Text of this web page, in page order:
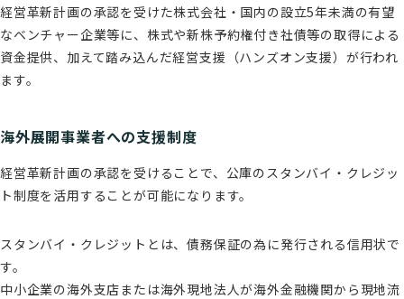
経営革新計画の承認を受けた株式会社・国内の設立5年未満の有望
なベンチャー企業等に、株式や新株予約権付き社債等の取得による
資金提供、加えて踏み込んだ経営支援（ハンズオン支援）が行われ
ます。
海外展開事業者への支援制度
経営革新計画の承認を受けることで、公庫のスタンバイ・クレジッ
ト制度を活用することが可能になります。
スタンバイ・クレジットとは、債務保証の為に発行される信用状で
す。
中小企業の海外支店または海外現地法人が海外金融機関から現地流